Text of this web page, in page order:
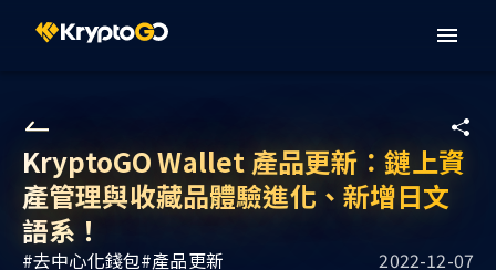
KryptoGO Wallet 產品更新：鏈上資
產管理與收藏品體驗進化、新增日文
語系！
#去中心化錢包#產品更新 2022-12-07